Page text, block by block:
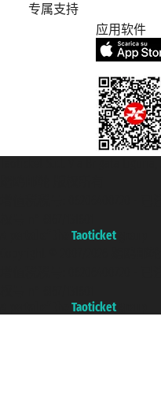
专属支持
应用软件
Taoticket
Taoticket